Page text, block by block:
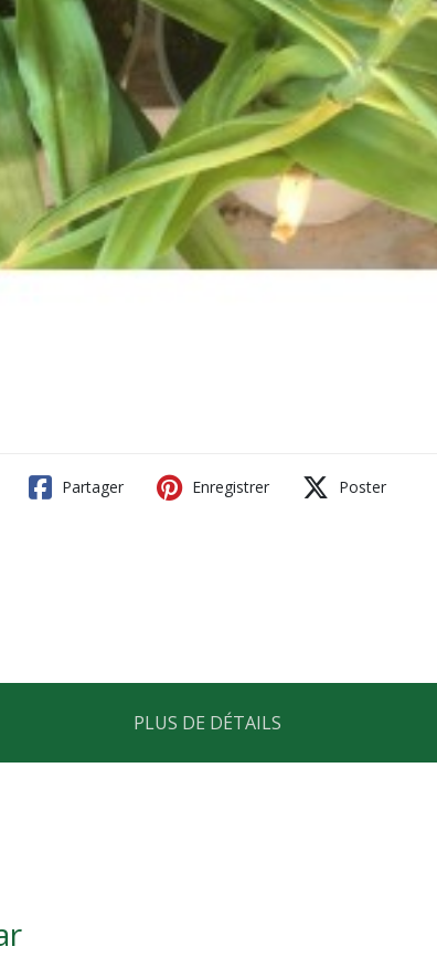
Partager Enregistrer Poster
PLUS DE DÉTAILS